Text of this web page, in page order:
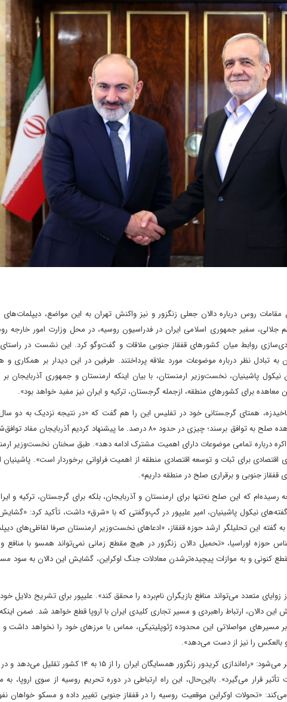
مقامات روس در‌باره دالان جعلی زنگزور و نیز واکنش تهران به این مواضع، دیپلمات‌های
جلالی، سفیر جمهوری اسلامی ایران در فدراسیون روسیه، در محل وزارت امور خارجه
روابط میان کشورهای قفقاز جنوبی ملاقات و گفت‌وگو کرد. این نشست در
به تبادل‌ نظر درباره موضوعات مورد ‌علاقه پرداختند. طرفین در این دیدار بر همکاری
برای کشورهای منطقه، از‌جمله گرجستان، ترکیه و ایران نیز مفید خواهد بود».
همتای گرجستانی خود در تفلیس این را هم گفت ‌که «در نتیجه نزدیک به دو سال
آذربایجان توانستند تا حد زیادی در مورد متن معاهده صلح به توافق برسند؛ چیزی در حدود ۸۰ درصد. ما
درباره تمامی موضوعات دارای اهمیت مشترک ادامه دهد». طبق سخنان نخست‌وزیر
برای ثبات و توسعه اقتصادی منطقه از اهمیت فراوانی برخوردار است».
قفقاز جنوبی و برقراری صلح در منطقه داریم».
که این صلح نه‌تنها برای ارمنستان و آذربایجان، بلکه برای گرجستان، ترکیه و
نیکول پاشینیان، امیر علیپور در گپ‌وگفتی که با «شرق» داشت، تأکید کرد: «گشایش
این تحلیلگر ارشد حوزه قفقاز، «ادعاهای نخست‌وزیر ارمنستان‌ صرفا لفاظی‌های
حوزه اوراسیا، «تحمیل دالان زنگزور در هیچ مقطع زمانی نمی‌تواند همسو با
کنونی و به موازات پیچیده‌تر‌شدن معادلات جنگ اوکراین، گشایش این دالان به سود
متعدد می‌تواند منافع بازیگران نام‌برده را محقق کند». علیپور برای تشریح دلایل
این دالان، ارتباط راهبردی و مسیر تجاری کلیدی ایران با اروپا قطع خواهد شد. ضمن
بر مسیرهای مواصلاتی این محدوده ژئوپلیتیکی، مماس با مرزهای خود را نخواهد داشت و
و بالعکس را نیز از دست می‌دهد».
از سوی دیگر، این تحلیلگر ارشد حوزه قفقاز، متذکر می‌شود: «راه‌اندازی کریدور زنگزور
قرار می‌گیرد». با‌این‌حال، این راه ارتباطی در دوره تحریم روسیه از سوی اروپا،
«تحولات اوکراین موقعیت روسیه را در قفقاز جنوبی تغییر داده و مسکو خواهان